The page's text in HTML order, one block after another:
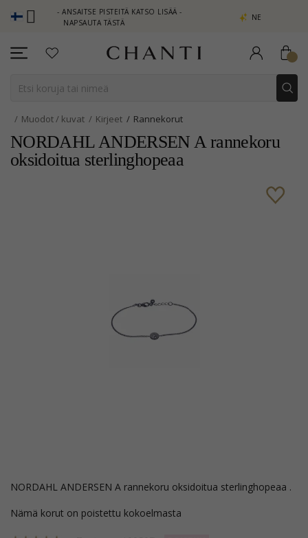
- ANSAITSE PISTEITÄ KATSO LISÄÄ -
NAPSAUTA TÄSTÄ
NEW COLLECTION |
Muodot / kuvat Kirjeet Rannekorut
NORDAHL ANDERSEN A rannekoru
oksidoitua sterlinghopeaa
NORDAHL ANDERSEN A rannekoru oksidoitua sterlinghopeaa .
Nämä korut on poistettu kokoelmasta